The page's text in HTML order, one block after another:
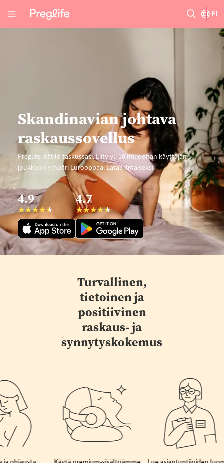
FI
Skandinavian johtava
raskaussovellus
Preglife: Kätilö taskussasi. Liity yli 10 miljoonan käyttäjän
joukkoon ympäri Eurooppaa. Lataa ilmaiseksi.
4.9 4.7
Turvallinen,
tietoinen ja
positiivinen
raskaus- ja
synnytyskokemus